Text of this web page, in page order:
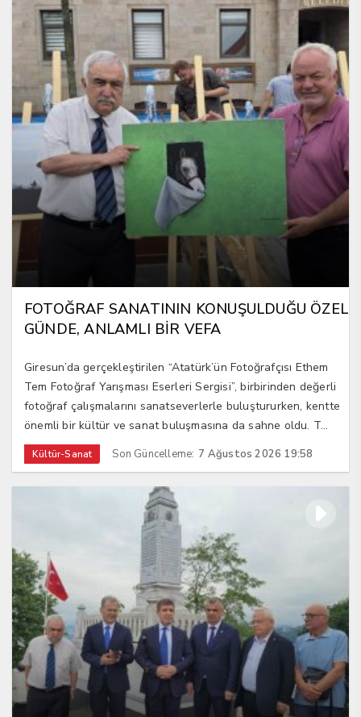
FOTOĞRAF SANATININ KONUŞULDUĞU ÖZEL
GÜNDE, ANLAMLI BİR VEFA
Giresun’da gerçekleştirilen “Atatürk’ün Fotoğrafçısı Ethem
Tem Fotoğraf Yarışması Eserleri Sergisi”, birbirinden değerli
fotoğraf çalışmalarını sanatseverlerle buluştururken, kentte
önemli bir kültür ve sanat buluşmasına da sahne oldu. T...
Kültür-Sanat Son Güncelleme: 7 Ağustos 2026 19:58